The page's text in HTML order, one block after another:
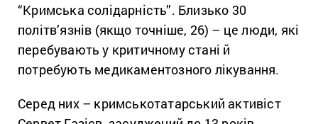
“Кримська солідарність”. Близько 30
політв’язнів (якщо точніше, 26) – це люди, які
перебувають у критичному стані й
потребують медикаментозного лікування.
Серед них – кримськотатарський активіст